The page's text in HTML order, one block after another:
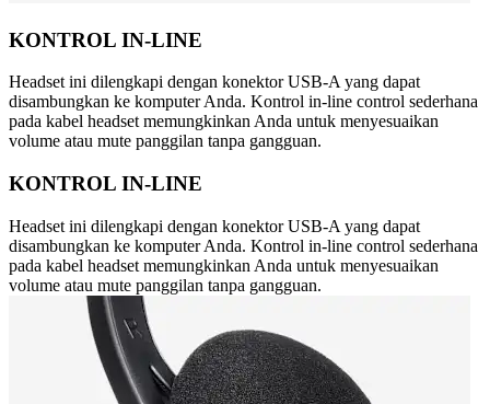
KONTROL IN-LINE
Headset ini dilengkapi dengan konektor USB-A yang dapat
disambungkan ke komputer Anda. Kontrol in-line control sederhana
pada kabel headset memungkinkan Anda untuk menyesuaikan
volume atau mute panggilan tanpa gangguan.
KONTROL IN-LINE
Headset ini dilengkapi dengan konektor USB-A yang dapat
disambungkan ke komputer Anda. Kontrol in-line control sederhana
pada kabel headset memungkinkan Anda untuk menyesuaikan
volume atau mute panggilan tanpa gangguan.